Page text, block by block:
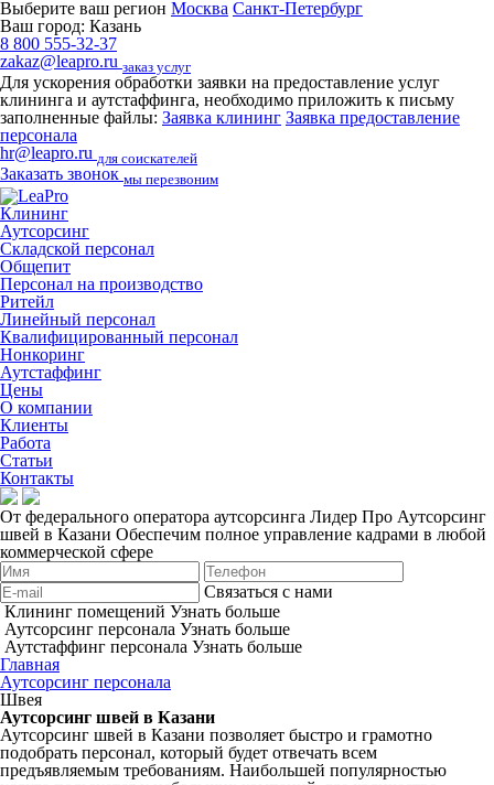
Выберите ваш регион Москва Санкт-Петербург
Ваш город: Казань
8 800 555-32-37
zakaz@leapro.ru заказ услуг
Для ускорения обработки заявки на предоставление услуг
клининга и аутстаффинга, необходимо приложить к письму
заполненные файлы: Заявка клининг Заявка предоставление
персонала
hr@leapro.ru для соискателей
Заказать звонок мы перезвоним
Клининг
Аутсорсинг
Складской персонал
Общепит
Персонал на производство
Ритейл
Линейный персонал
Квалифицированный персонал
Нонкоринг
Аутстаффинг
Цены
О компании
Клиенты
Работа
Статьи
Контакты
От федерального оператора аутсорсинга Лидер Про Аутсорсинг
швей в Казани Обеспечим полное управление кадрами в любой
коммерческой сфере
Связаться с нами
Клининг помещений Узнать больше
Аутсорсинг персонала Узнать больше
Аутстаффинг персонала Узнать больше
Главная
Аутсорсинг персонала
Швея
Аутсорсинг швей в Казани
Аутсорсинг швей в Казани позволяет быстро и грамотно
подобрать персонал, который будет отвечать всем
предъявляемым требованиям. Наибольшей популярностью